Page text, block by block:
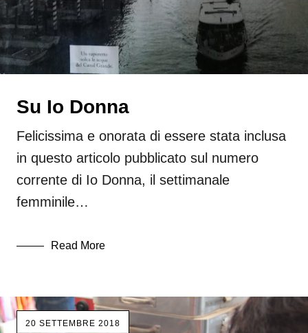
Su Io Donna
Felicissima e onorata di essere stata inclusa
in questo articolo pubblicato sul numero
corrente di Io Donna, il settimanale
femminile…
Read More
20 SETTEMBRE 2018